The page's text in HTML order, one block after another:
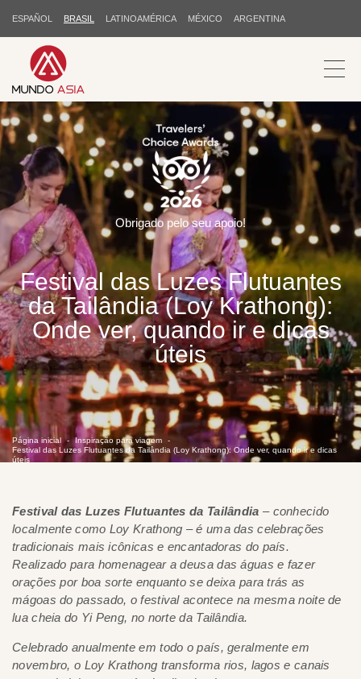
ESPAÑOL BRASIL LATINOAMÉRICA MÉXICO ARGENTINA
Festival das Luzes Flutuantes
da Tailândia (Loy Krathong):
Onde ver, quando ir e dicas
úteis
Página inicial
Inspiração para viagem
Festival das Luzes Flutuantes da Tailândia (Loy Krathong): Onde ver, quando ir e dicas
úteis
Obrigado pelo seu apoio!
Festival das Luzes Flutuantes da Tailândia – conhecido
localmente como Loy Krathong – é uma das celebrações
tradicionais mais icônicas e encantadoras do país.
Realizado para homenagear a deusa das águas e fazer
orações por boa sorte enquanto se deixa para trás as
mágoas do passado, o festival acontece na mesma noite de
lua cheia do Yi Peng, no norte da Tailândia.
Celebrado anualmente em todo o país, geralmente em
novembro, o Loy Krathong transforma rios, lagos e canais